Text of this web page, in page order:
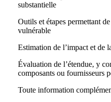
substantielle
Outils et étapes permettant
vulnérable
Estimation de l’impact et de
Évaluation de l’étendue, y
composants ou fournisseurs
Toute information